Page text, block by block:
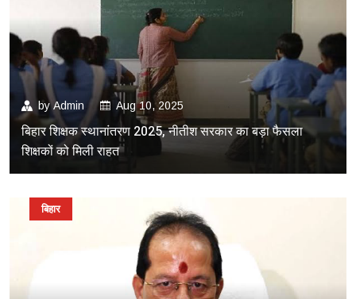
byAdmin Aug 10, 2025
बिहार शिक्षक स्थानांतरण 2025, नीतीश सरकार का बड़ा फैसला
शिक्षकों को मिली राहत
बिहार